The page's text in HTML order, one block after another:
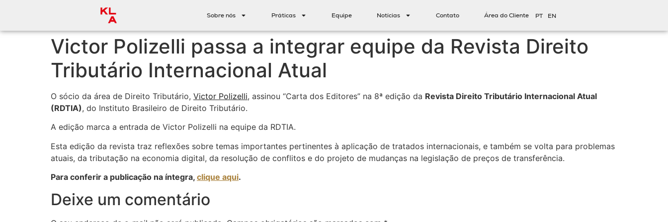
Sobre nós Práticas Equipe Notícias Contato Área do Cliente PT EN
Victor Polizelli passa a integrar equipe da Revista Direito
Tributário Internacional Atual
O sócio da área de Direito Tributário, Victor Polizelli, assinou “Carta dos Editores” na 8ª edição da Revista Direito Tributário Internacional Atual
(RDTIA), do Instituto Brasileiro de Direito Tributário.
A edição marca a entrada de Victor Polizelli na equipe da RDTIA.
Esta edição da revista traz reflexões sobre temas importantes pertinentes à aplicação de tratados internacionais, e também se volta para problemas
atuais, da tributação na economia digital, da resolução de conflitos e do projeto de mudanças na legislação de preços de transferência.
Para conferir a publicação na íntegra, clique aqui.
Deixe um comentário